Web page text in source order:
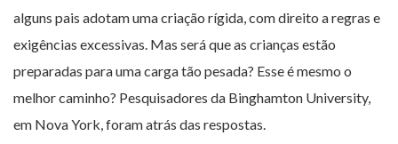
alguns pais adotam uma criação rígida, com direito a regras e
exigências excessivas. Mas será que as crianças estão
preparadas para uma carga tão pesada? Esse é mesmo o
melhor caminho? Pesquisadores da Binghamton University,
em Nova York, foram atrás das respostas.